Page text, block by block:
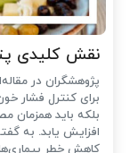
نقش کلیدی
پژوهشگران در
برای کنترل فشار
بلکه باید همزمان
افزایش یابد. به
کاهش خطر